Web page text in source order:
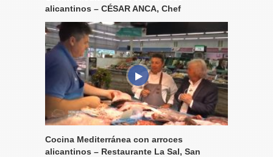
alicantinos – CÉSAR ANCA, Chef
Cocina Mediterránea con arroces
alicantinos – Restaurante La Sal, San